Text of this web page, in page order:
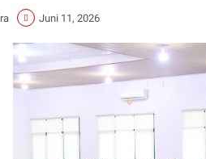
Juni 11, 2026